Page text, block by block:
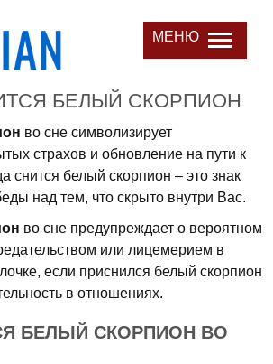
МЕНЮ
БЕЛЫЙ СКОРПИОН
во сне символизирует
страхов и обновление на пути к
снится белый скорпион – это знак
над тем, что скрыто внутри Вас.
во сне предупреждает о вероятном
или лицемерием в
если приснился белый скорпион
в отношениях.
БЕЛЫЙ СКОРПИОН ВО